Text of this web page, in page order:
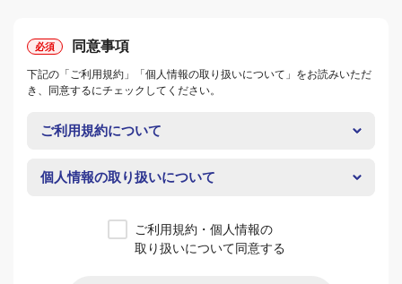
同意事項
下記の「ご利用規約」「個人情報の取り扱いについて」をお読みいただ
き、同意するにチェックしてください。
ご利用規約について
個人情報の取り扱いについて
ご利用規約・個人情報の
取り扱いについて同意する